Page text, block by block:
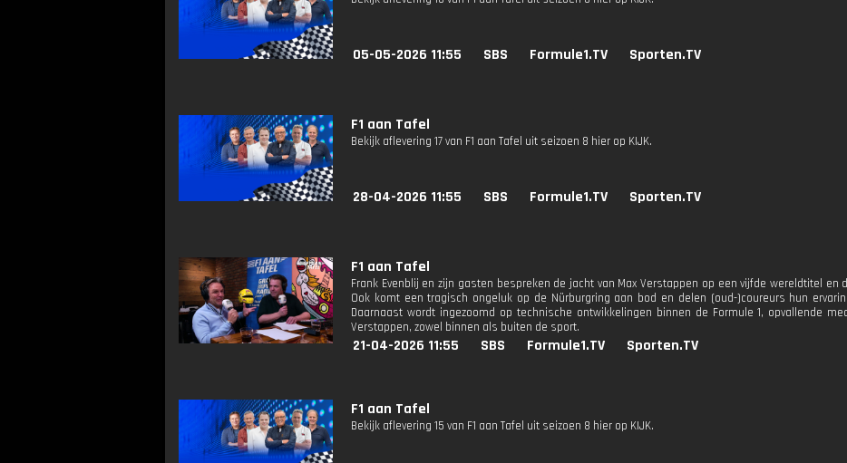
05-05-2026 11:55 SBS Formule1.TV Sporten.TV
F1 aan Tafel
Bekijk aflevering 17 van F1 aan Tafel uit seizoen 8 hier op KIJK.
28-04-2026 11:55 SBS Formule1.TV Sporten.TV
F1 aan Tafel
Frank Evenblij en zijn gasten bespreken de jacht van Max Verstappen op een vijfde wereldtitel en
Ook komt een tragisch ongeluk op de Nürburgring aan bod en delen (oud-)coureurs hun
Daarnaast wordt ingezoomd op technische ontwikkelingen binnen de Formule 1, opvallende
Verstappen, zowel binnen als buiten de sport.
21-04-2026 11:55 SBS Formule1.TV Sporten.TV
F1 aan Tafel
Bekijk aflevering 15 van F1 aan Tafel uit seizoen 8 hier op KIJK.